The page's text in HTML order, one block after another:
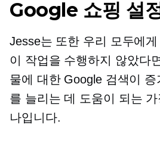
Google 쇼핑 설
Jesse는 또한 우리 모두에게
이 작업을 수행하지 않았다
물에 대한 Google 검색이 증
를 늘리는 데 도움이 되는
나입니다.